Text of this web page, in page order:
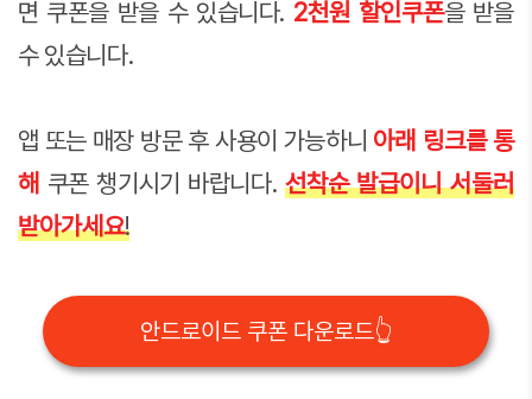
면 쿠폰을 받을 수 있습니다. 2천원 할인쿠폰을 받을
수 있습니다.
앱 또는 매장 방문 후 사용이 가능하니 아래 링크를 통
해 쿠폰 챙기시기 바랍니다. 선착순 발급이니 서둘러
받아가세요!
안드로이드 쿠폰 다운로드👆